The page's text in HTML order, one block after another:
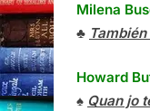
Milena
♣
Howard
♠ Quan jo